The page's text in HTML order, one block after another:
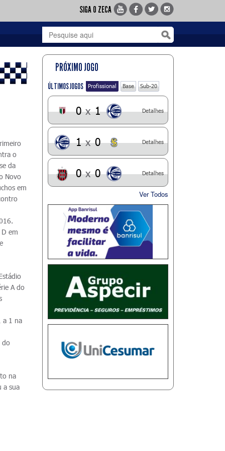
SIGA O ZECA
o
da
Novo
em
em
A do
a 1 na
do
na
a sua
PRÓXIMO JOGO
ÚLTIMOS JOGOS Profissional Base Sub-20
0 x 1 Detalhes
1 x 0 Detalhes
0 x 0 Detalhes
Ver Todos